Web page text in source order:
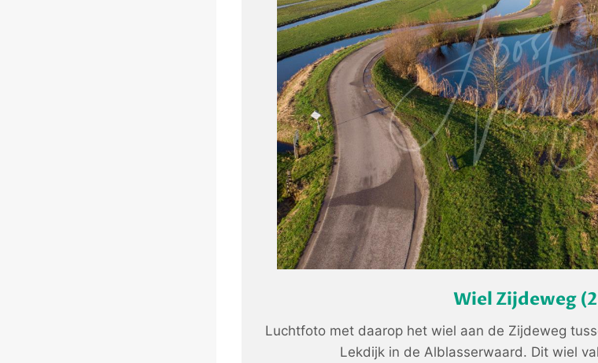
Wiel Zijdeweg
Luchtfoto met daarop het wiel aan de Zijdeweg
Lekdijk in de Alblasserwaard. Dit wiel